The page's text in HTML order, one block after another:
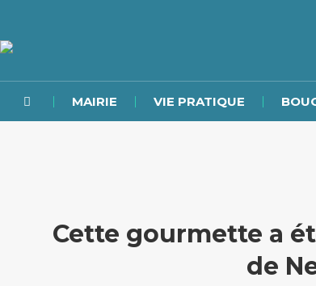
MAIRIE VIE PRATIQUE
Cette gourmette a
de